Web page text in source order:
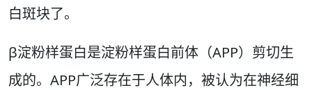
白斑块了。
β淀粉样蛋白是淀粉样蛋白前体（APP）剪切生
成的。APP广泛存在于人体内，被认为在神经细